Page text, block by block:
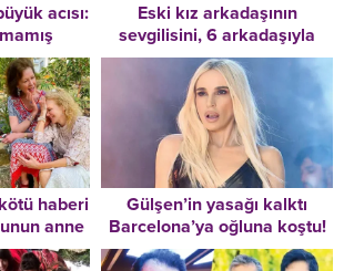
acısı:
kazada
Eski kız arkadaşının
sevgilisini, 6 arkadaşıyla
öldürmüş
haberi
anne
Gülşen’in yasağı kalktı
Barcelona’ya oğluna koştu!